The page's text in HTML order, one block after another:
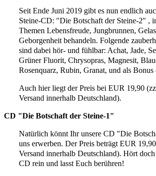
Seit Ende Juni 2019 gibt es nun endlich
Steine-CD: "Die Botschaft der Steine-2" ,
Themen Lebensfreude, Jungbrunnen,
Geborgenheit behandeln. Folgende
sind dabei hör- und fühlbar: Achat, Jade,
Grüner Fluorit, Chrysopras, Magnesit,
Rosenquarz, Rubin, Granat, und als Bonus
Auch hier liegt der Preis bei EUR 19,90
Versand innerhalb Deutschland).
CD "Die Botschaft der Steine-1"
Natürlich könnt Ihr unsere CD "Die
uns erwerben. Der Preis beträgt EUR
Versand innerhalb Deutschland). Hört
CD rein und lasst Euch berühren!